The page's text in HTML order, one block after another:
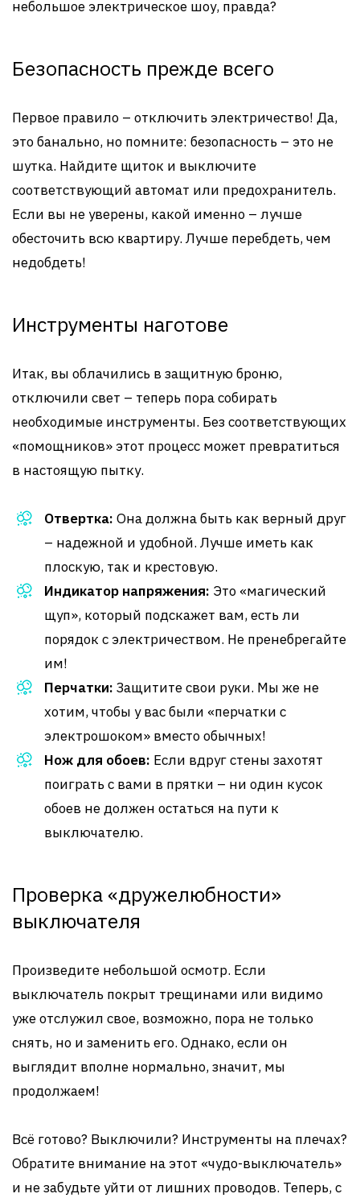
небольшое электрическое шоу, правда?
Безопасность прежде всего
Первое правило – отключить электричество! Да,
это банально, но помните: безопасность – это не
шутка. Найдите щиток и выключите
соответствующий автомат или предохранитель.
Если вы не уверены, какой именно – лучше
обесточить всю квартиру. Лучше перебдеть, чем
недобдеть!
Инструменты наготове
Итак, вы облачились в защитную броню,
отключили свет – теперь пора собирать
необходимые инструменты. Без соответствующих
«помощников» этот процесс может превратиться
в настоящую пытку.
Отвертка: Она должна быть как верный друг
– надежной и удобной. Лучше иметь как
плоскую, так и крестовую.
Индикатор напряжения: Это «магический
щуп», который подскажет вам, есть ли
порядок с электричеством. Не пренебрегайте
им!
Перчатки: Защитите свои руки. Мы же не
хотим, чтобы у вас были «перчатки с
электрошоком» вместо обычных!
Нож для обоев: Если вдруг стены захотят
поиграть с вами в прятки – ни один кусок
обоев не должен остаться на пути к
выключателю.
Проверка «дружелюбности»
выключателя
Произведите небольшой осмотр. Если
выключатель покрыт трещинами или видимо
уже отслужил свое, возможно, пора не только
снять, но и заменить его. Однако, если он
выглядит вполне нормально, значит, мы
продолжаем!
Всё готово? Выключили? Инструменты на плечах?
Обратите внимание на этот «чудо-выключатель»
и не забудьте уйти от лишних проводов. Теперь, с